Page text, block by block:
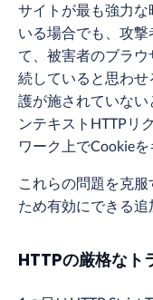
サイトが最も強力
いる場合でも、攻撃
て、被害者のブラウ
続していると思わ
護が施されていな
ンテキストHTTPリ
ワーク上でCookieを
これらの問題を克
ため有効にできる追
HTTPの厳格なト